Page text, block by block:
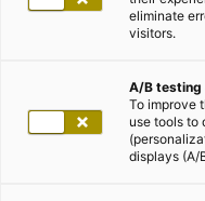
eliminate
visitors.
A/B testing
To improve
use tools to
displays (A/